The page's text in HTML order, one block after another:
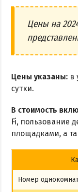
Цены на
Цены указаны: в
сутки.
В стоимость
Fi, пользование
площадками, а
Номер